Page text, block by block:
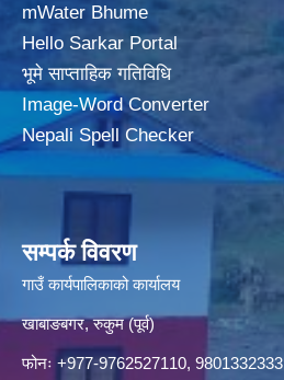
mWater Bhume
Hello Sarkar Portal
भूमे साप्ताहिक गतिविधि
Image-Word Converter
Nepali Spell Checker
सम्पर्क विवरण
गाउँ कार्यपालिकाको कार्यालय
खाबाङबगर, रुकुम (पूर्व)
फोनः +977-9762527110, 9801332333